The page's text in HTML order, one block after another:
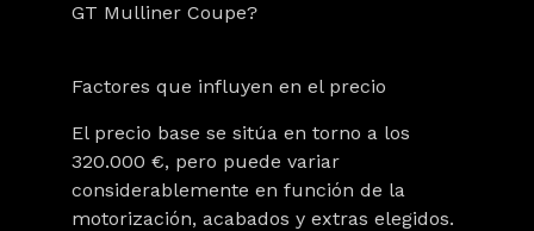
GT Mulliner Coupe?
Factores que influyen en el precio
El precio base se sitúa en torno a los
320.000 €, pero puede variar
considerablemente en función de la
motorización, acabados y extras elegidos.